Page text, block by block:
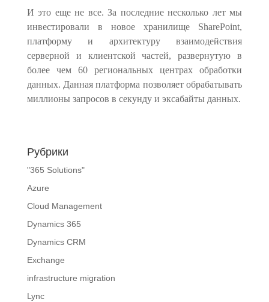
И это еще не все. За последние несколько лет мы
инвестировали в новое хранилище SharePoint,
платформу и архитектуру взаимодействия
серверной и клиентской частей, развернутую в
более чем 60 региональных центрах обработки
данных. Данная платформа позволяет обрабатывать
миллионы запросов в секунду и эксабайты данных.
Рубрики
"365 Solutions"
Azure
Cloud Management
Dynamics 365
Dynamics CRM
Exchange
infrastructure migration
Lync